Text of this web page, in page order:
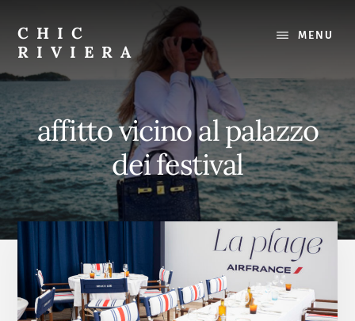
content
CHIC
RIVIERA
della
Costa
Azzurra
:
Ristoranti,
spiagge,
gite
MENU
affitto vicino al palazzo
dei festival